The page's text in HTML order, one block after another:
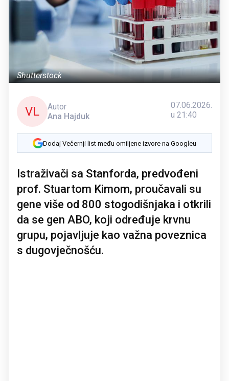
Shutterstock
VL
Autor
Ana Hajduk
07.06.2026.
u 21:40
Dodaj Večernji list među omiljene izvore na Googleu
Istraživači sa Stanforda, predvođeni
prof. Stuartom Kimom, proučavali su
gene više od 800 stogodišnjaka i otkrili
da se gen ABO, koji određuje krvnu
grupu, pojavljuje kao važna poveznica
s dugovječnošću.